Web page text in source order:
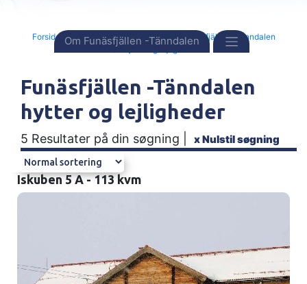
Om Funäsfjällen -Tänndalen
Forside Destinationer Sverige
Funäsfjällen -Tänndalen
Funäsfjällen -Tänndalen
hytter og lejligheder
5 Resultater på din søgning | xNulstil søgning
Iskuben 5 A - 113 kvm